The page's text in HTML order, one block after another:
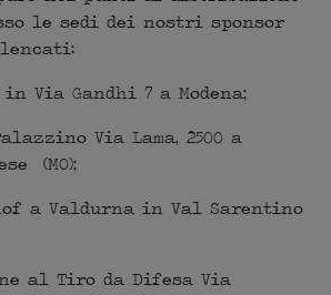
le sedi dei nostri sponsor
Via Gandhi 7 a Modena;
Via Lama, 2500 a
(MO);
a Valdurna in Val Sarentino
al Tiro da Difesa Via